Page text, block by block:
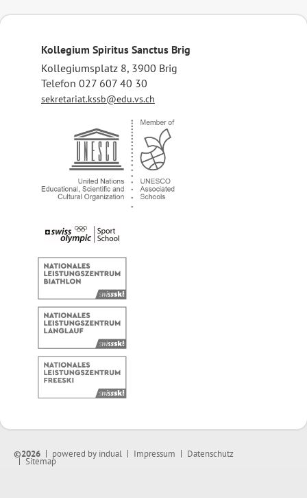
Kollegium Spiritus Sanctus Brig
Kollegiumsplatz 8, 3900 Brig
Telefon 027 607 40 30
sekretariat.kssb@edu.vs.ch
©2026 powered by indual Impressum Datenschutz
Sitemap